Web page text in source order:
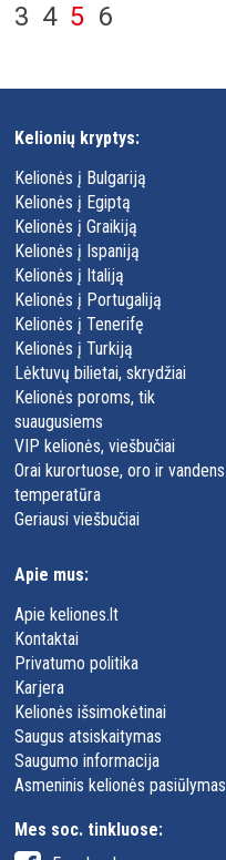
3 4 5 6
Kelionių kryptys:
Kelionės į Bulgariją
Kelionės į Egiptą
Kelionės į Graikiją
Kelionės į Ispaniją
Kelionės į Italiją
Kelionės į Portugaliją
Kelionės į Tenerifę
Kelionės į Turkiją
Lėktuvų bilietai, skrydžiai
Kelionės poroms, tik
suaugusiems
VIP kelionės, viešbučiai
Orai kurortuose, oro ir vandens
temperatūra
Geriausi viešbučiai
Apie mus:
Apie keliones.lt
Kontaktai
Privatumo politika
Karjera
Kelionės išsimokėtinai
Saugus atsiskaitymas
Saugumo informacija
Asmeninis kelionės pasiūlymas
Mes soc. tinkluose: